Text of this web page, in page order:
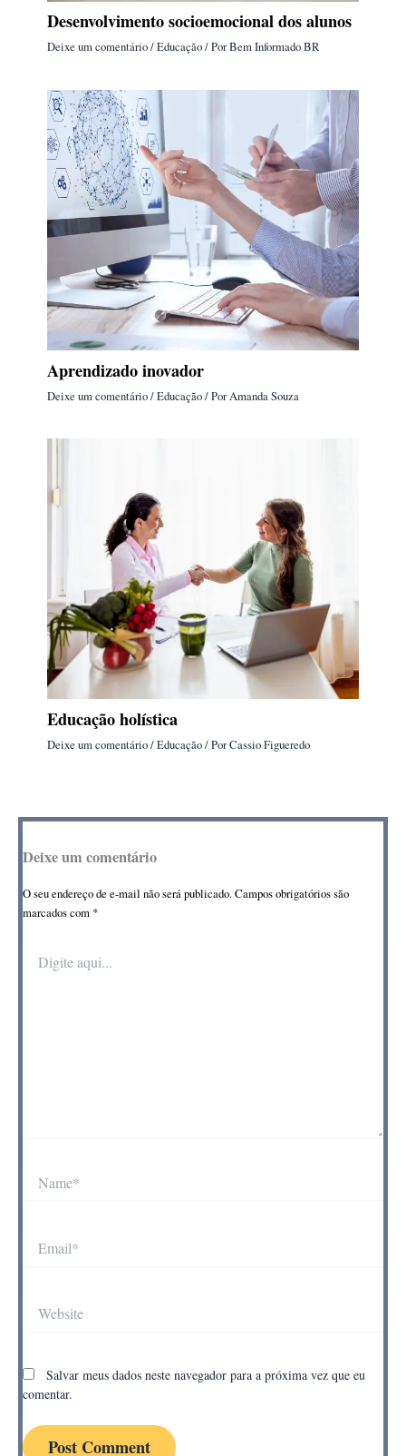
Desenvolvimento socioemocional dos alunos
Deixe um comentário/Educação/ PorBem Informado BR
Aprendizado inovador
Deixe um comentário/Educação/ PorAmanda Souza
Educação holística
Deixe um comentário/Educação/ PorCassio Figueredo
Deixe um comentário
O seu endereço de e-mail não será publicado.Campos obrigatórios são
marcados com *
aqui...
Salvar meus dados neste navegador para a próxima vez que eu
comentar.